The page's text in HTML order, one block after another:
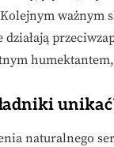
ważnym
działają
naturalnego